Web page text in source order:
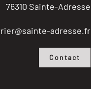
76310 Sainte-Adresse
adresse.fr
Contact